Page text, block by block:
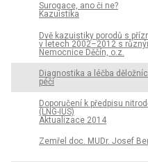
Surogace, ano či ne?
Kazuistika
Dvě kazuistiky porodů s
v letech 2002–2012 s
Nemocnice Děčín, o.z.
Diagnostika a léčba
péči
Doporučení k předpisu
(LNG-IUS)
Aktualizace 2014
Zemřel doc. MUDr. Josef